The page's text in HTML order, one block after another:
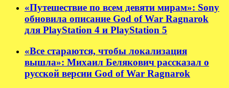
«Путешествие по всем девяти мирам»: Sony
обновила описание God of War Ragnarok
для PlayStation 4 и PlayStation 5
«Все стараются, чтобы локализация
вышла»: Михаил Белякович рассказал о
русской версии God of War Ragnarok